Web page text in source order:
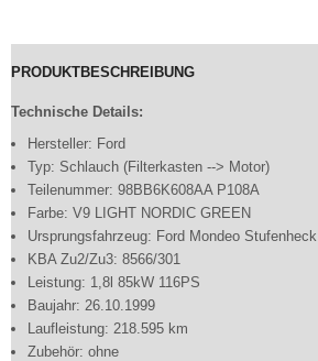
PRODUKTBESCHREIBUNG
Technische Details:
Hersteller: Ford
Typ: Schlauch (Filterkasten --> Motor)
Teilenummer: 98BB6K608AA P108A
Farbe: V9 LIGHT NORDIC GREEN
Ursprungsfahrzeug: Ford Mondeo Stufenheck
KBA Zu2/Zu3: 8566/301
Leistung: 1,8l 85kW 116PS
Baujahr: 26.10.1999
Laufleistung: 218.595 km
Zubehör: ohne